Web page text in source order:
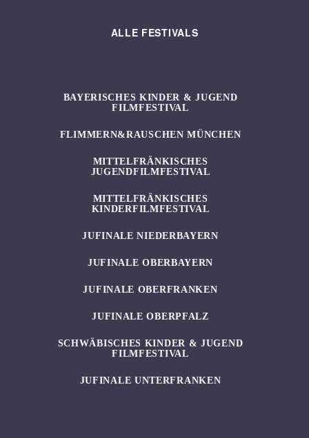
ALLE FESTIVALS
BAYERISCHES KINDER & JUGEND
FILMFESTIVAL
FLIMMERN&RAUSCHEN MÜNCHEN
MITTELFRÄNKISCHES
JUGENDFILMFESTIVAL
MITTELFRÄNKISCHES
KINDERFILMFESTIVAL
JUFINALE NIEDERBAYERN
JUFINALE OBERBAYERN
JUFINALE OBERFRANKEN
JUFINALE OBERPFALZ
SCHWÄBISCHES KINDER & JUGEND
FILMFESTIVAL
JUFINALE UNTERFRANKEN